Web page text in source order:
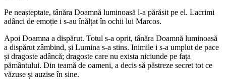
Pe neașteptate, tânăra Doamnă luminoasă l-a părăsit pe el. Lacrimi
adânci de emoție i s-au înălțat în ochii lui Marcos.
Apoi Doamna a dispărut. Totul s-a oprit, tânăra Doamnă luminoasă
a dispărut zâmbind, și Lumina s-a stins. Inimile i s-a umplut de pace
și dragoste adâncă; dragoste care nu exista niciunde pe fața
pământului. Din teamă de oameni, a decis să păstreze secret tot ce
văzuse și auzise în sine.